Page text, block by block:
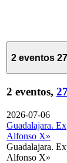
2 eventos 27
2 eventos, 27
2026-07-06
Guadalajara.
Alfonso X»
Guadalajara.
Alfonso X»